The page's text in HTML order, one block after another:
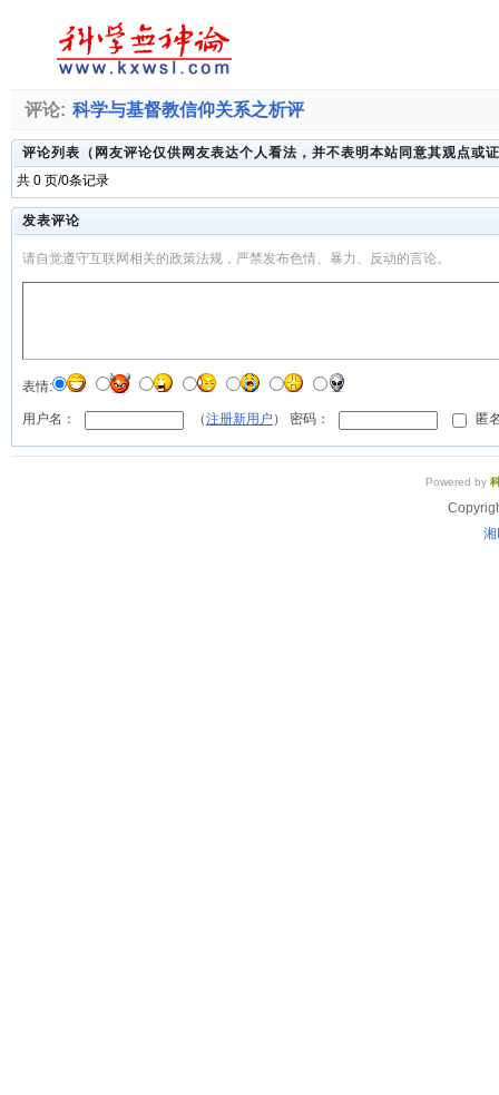
评论: 科学与基督教信仰关系之析评
评论列表（网友评论仅供网友表达个人看法，并不表明本站同意其观点或
共 0 页/0条记录
发表评论
请自觉遵守互联网相关的政策法规，严禁发布色情、暴力、反动的言论。
表情:
用户名： （注册新用户 ） 密码： 匿
Powered by